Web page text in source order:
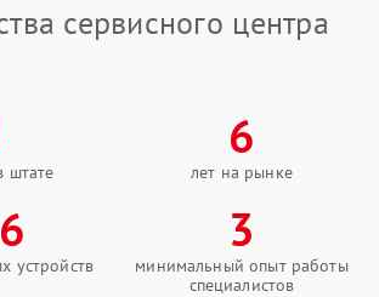
сервисного центра
штате
6
лет на рынке
устройств
3
минимальный опыт работы
специалистов